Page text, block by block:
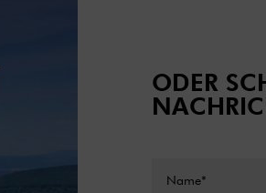
ODER